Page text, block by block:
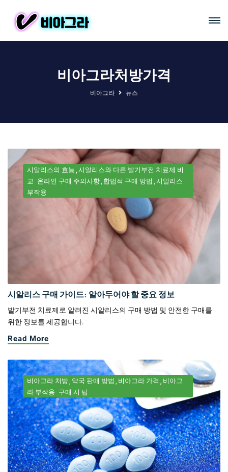
비아그라처방가격
비아그라 뉴스
시알리스의 효능 시알리스와 다른 발기부전 치료제 비
교 온라인 구매 주의사항 합법적 구매 방법 시알리스
부작용
시알리스 구매 가이드: 알아두어야 할 중요 정보
발기부전 치료제로 알려진 시알리스의 구매 방법 및 안전한 구매를
위한 정보를 제공합니다.
Read More
비아그라 처방 약국 판매 방법 비아그라 가격
비아그
라 부작용 구매 시 팁